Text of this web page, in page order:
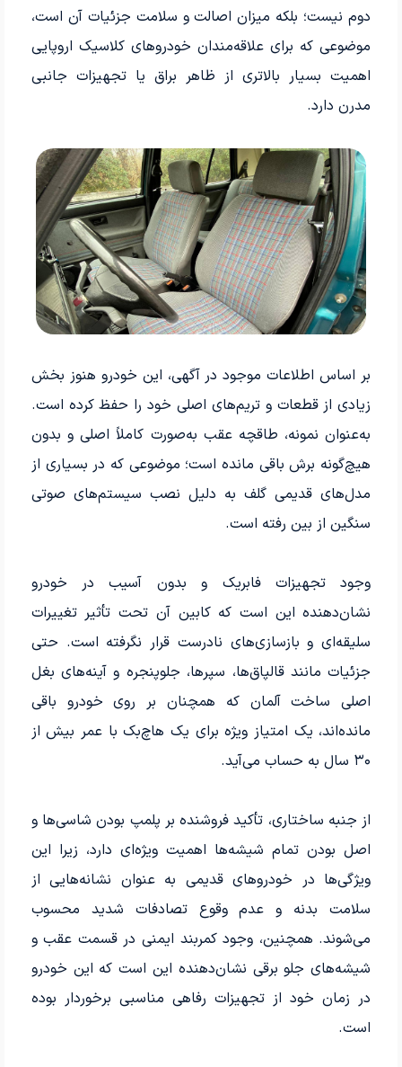
دوم نیست؛ بلکه میزان اصالت و سلامت جزئیات آن است،
موضوعی که برای علاقه‌مندان خودروهای کلاسیک اروپایی
اهمیت بسیار بالاتری از ظاهر براق یا تجهیزات جانبی
مدرن دارد.
بر اساس اطلاعات موجود در آگهی، این خودرو هنوز بخش
زیادی از قطعات و تریم‌های اصلی خود را حفظ کرده است.
به‌عنوان نمونه، طاقچه عقب به‌صورت کاملاً اصلی و بدون
هیچ‌گونه برش باقی مانده است؛ موضوعی که در بسیاری از
مدل‌های قدیمی گلف به دلیل نصب سیستم‌های صوتی
سنگین از بین رفته است.
وجود تجهیزات فابریک و بدون آسیب در خودرو
نشان‌دهنده این است که کابین آن تحت تأثیر تغییرات
سلیقه‌ای و بازسازی‌های نادرست قرار نگرفته است. حتی
جزئیات مانند قالپاق‌ها، سپرها، جلوپنجره و آینه‌های بغل
اصلی ساخت آلمان که همچنان بر روی خودرو باقی
مانده‌اند، یک امتیاز ویژه برای یک هاچ‌بک با عمر بیش از
۳۰ سال به حساب می‌آید.
از جنبه ساختاری، تأکید فروشنده بر پلمپ بودن شاسی‌ها و
اصل بودن تمام شیشه‌ها اهمیت ویژه‌ای دارد، زیرا این
ویژگی‌ها در خودروهای قدیمی به عنوان نشانه‌هایی از
سلامت بدنه و عدم وقوع تصادفات شدید محسوب
می‌شوند. همچنین، وجود کمربند ایمنی در قسمت عقب و
شیشه‌های جلو برقی نشان‌دهنده این است که این خودرو
در زمان خود از تجهیزات رفاهی مناسبی برخوردار بوده
است.